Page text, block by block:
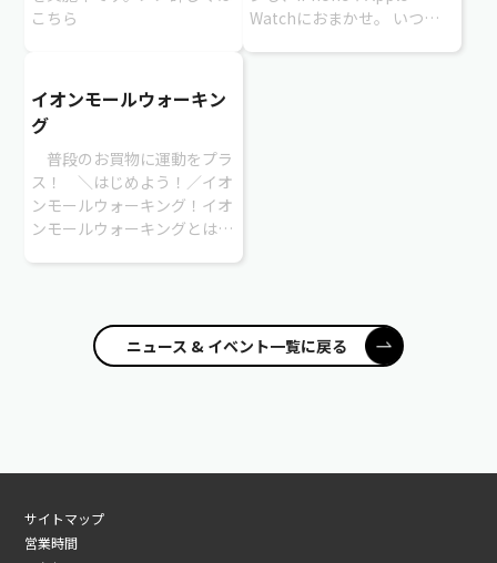
こちら
Watchにおまかせ。 いつも
イオンモールウォーキン
グ
普段のお買物に運動をプラ
ス！ ＼はじめよう！／イオ
ンモールウォーキング！イオ
ンモールウォーキングとは？
利用いただけ...
ニュース & イベント一覧に戻る
サイトマップ
営業時間